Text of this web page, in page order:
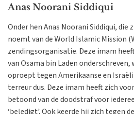
Anas Noorani Siddiqui
Onder hen Anas Noorani Siddiqui, die
noemt van de World Islamic Mission
zendingsorganisatie. Deze imam
van Osama bin Laden
oproept tegen Amerikaanse en
terreur dus. Deze imam heeft zich
betoond van de doodstraf voor
‘beledigt’. Ook keerde hij zich tegen